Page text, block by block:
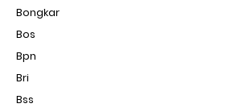
Bongkar
Bos
Bpn
Bri
Bss